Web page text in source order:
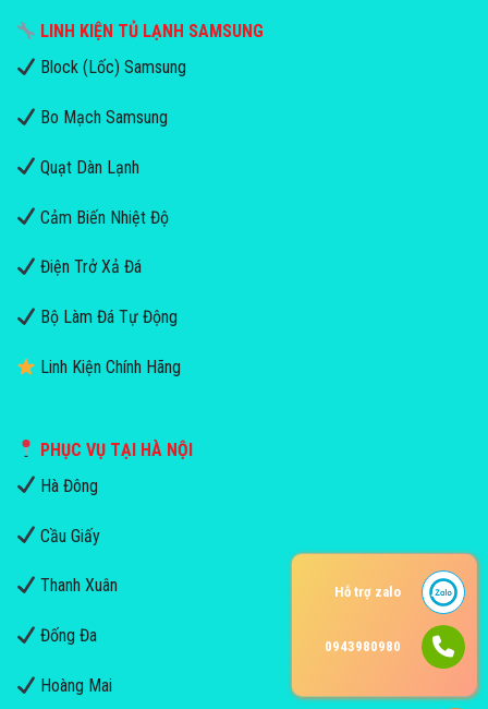
LINH KIỆN TỦ LẠNH SAMSUNG
Block (Lốc) Samsung
Bo Mạch Samsung
Quạt Dàn Lạnh
Cảm Biến Nhiệt Độ
Điện Trở Xả Đá
Bộ Làm Đá Tự Động
Linh Kiện Chính Hãng
PHỤC VỤ TẠI HÀ NỘI
Hà Đông
Cầu Giấy
Thanh Xuân
Đống Đa
Hoàng Mai
Hỗ trợ zalo
0943980980